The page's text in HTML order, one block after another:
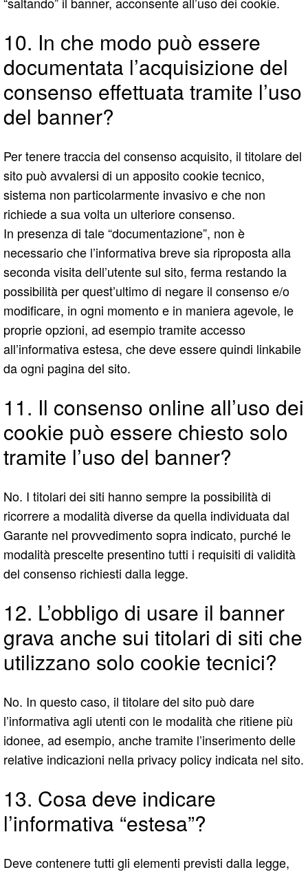
10. In che modo può essere
documentata l’acquisizione del
consenso effettuata tramite l’uso
del banner?
Per tenere traccia del consenso acquisito, il titolare del
sito può avvalersi di un apposito cookie tecnico,
sistema non particolarmente invasivo e che non
richiede a sua volta un ulteriore consenso.
In presenza di tale “documentazione”, non è
necessario che l’informativa breve sia riproposta alla
seconda visita dell’utente sul sito, ferma restando la
possibilità per quest’ultimo di negare il consenso e/o
modificare, in ogni momento e in maniera agevole, le
proprie opzioni, ad esempio tramite accesso
all’informativa estesa, che deve essere quindi linkabile
da ogni pagina del sito.
11. Il consenso online all’uso dei
cookie può essere chiesto solo
tramite l’uso del banner?
No. I titolari dei siti hanno sempre la possibilità di
ricorrere a modalità diverse da quella individuata dal
Garante nel provvedimento sopra indicato, purché le
modalità prescelte presentino tutti i requisiti di validità
del consenso richiesti dalla legge.
12. L’obbligo di usare il banner
grava anche sui titolari di siti che
utilizzano solo cookie tecnici?
No. In questo caso, il titolare del sito può dare
l’informativa agli utenti con le modalità che ritiene più
idonee, ad esempio, anche tramite l’inserimento delle
relative indicazioni nella privacy policy indicata nel sito.
13. Cosa deve indicare
l’informativa “estesa”?
Deve contenere tutti gli elementi previsti dalla legge,